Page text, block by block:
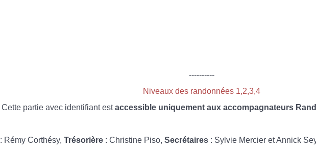
----------
Niveaux des randonnées 1,2,3,4
Cette partie avec identifiant estaccessible uniquement aux accompagnateurs
: Rémy Corthésy, Trésorière : Christine Piso, Secrétaires : Sylvie Mercier et Annick